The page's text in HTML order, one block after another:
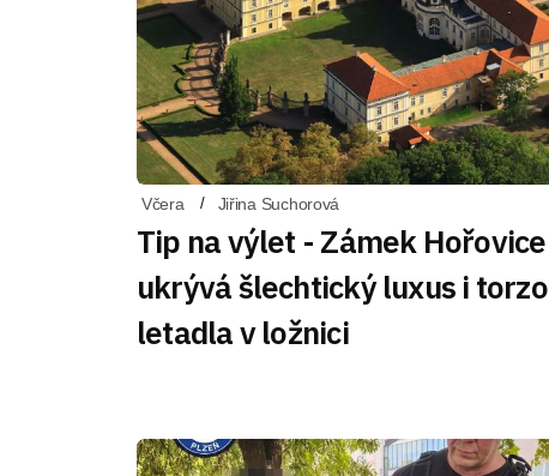
Včera Jiřina Suchorová
Tip na výlet - Zámek Hořovice
ukrývá šlechtický luxus i torzo
letadla v ložnici